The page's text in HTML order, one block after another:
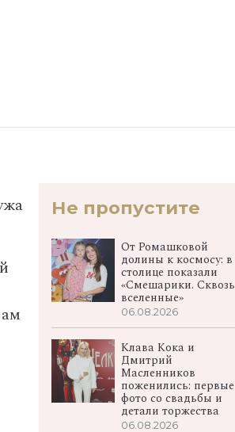
Не пропустите
От Ромашковой
долины к космосу: в
столице показали
«Смешарики. Сквозь
вселенные»
06.08.2026
Клава Кока и
Дмитрий
Масленников
поженились: первые
фото со свадьбы и
детали торжества
06.08.2026